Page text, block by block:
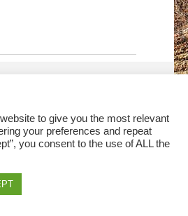
to give you the most relevant
your preferences and repeat
you consent to the use of ALL the